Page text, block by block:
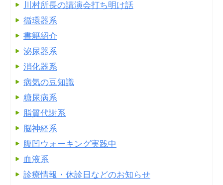
川村所長の講演会打ち明け話
循環器系
書籍紹介
泌尿器系
消化器系
病気の豆知識
糖尿病系
脂質代謝系
脳神経系
腹凹ウォーキング実践中
血液系
診療情報・休診日などのお知らせ